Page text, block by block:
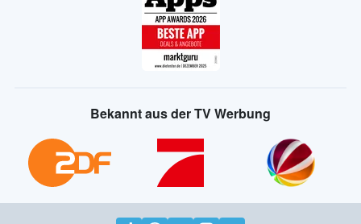
Bekannt aus der TV Werbung